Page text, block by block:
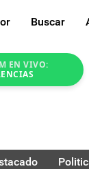
Buscar
EN VIVO: